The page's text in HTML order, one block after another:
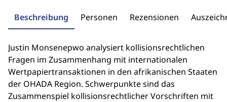
Beschreibung Personen Rezensionen
Justin Monsenepwo analysiert kollisionsrechtlichen
Fragen im Zusammenhang mit internationalen
Wertpapiertransaktionen in den afrikanischen Staaten
der OHADA Region. Schwerpunkte sind das
Zusammenspiel kollisionsrechtlicher Vorschriften mit